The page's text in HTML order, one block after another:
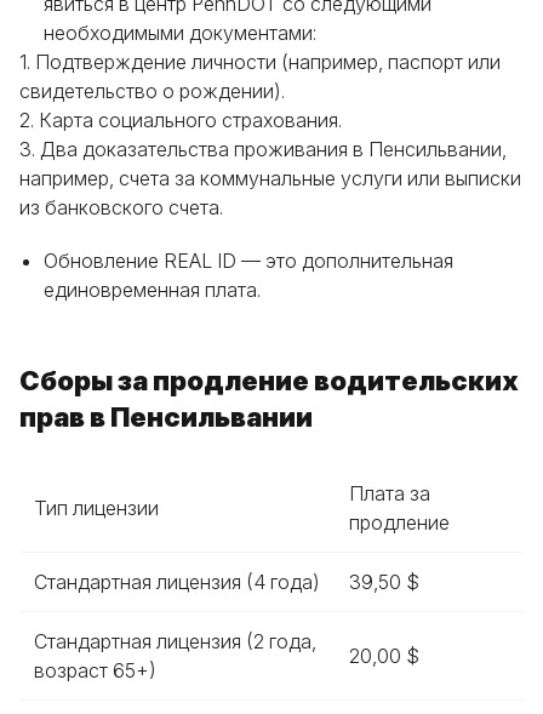
необходимыми документами:
1. Подтверждение личности (например, паспорт или
свидетельство о рождении).
2. Карта социального страхования.
3. Два доказательства проживания в Пенсильвании,
например, счета за коммунальные услуги или выписки
из банковского счета.
Обновление REAL ID — это дополнительная
единовременная плата.
Сборы за продление водительских
прав в Пенсильвании
Тип лицензии
Плата за
продление
Стандартная лицензия (4 года) 39,50 $
Стандартная лицензия (2 года,
возраст 65+)
20,00 $